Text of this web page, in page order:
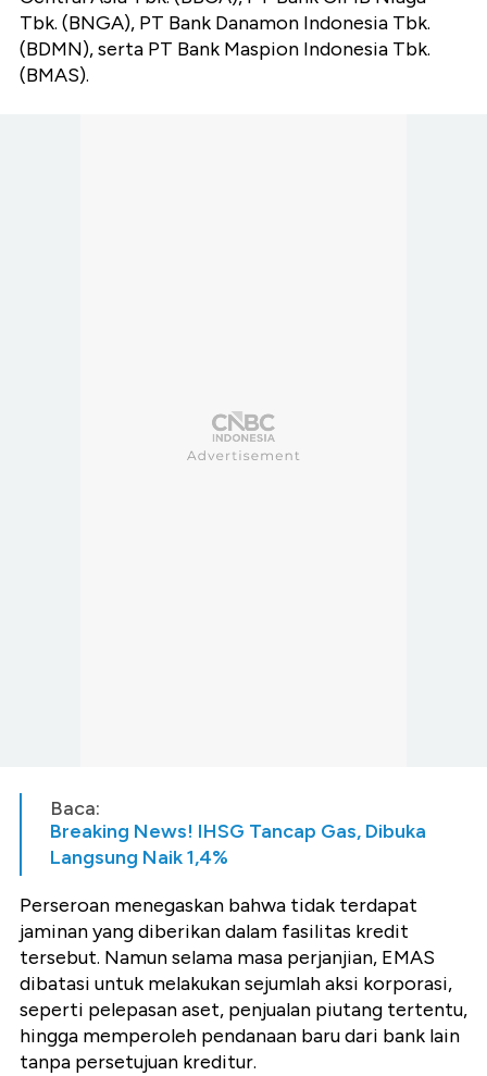
Tbk. (BNGA), PT Bank Danamon Indonesia Tbk.
(BDMN), serta PT Bank Maspion Indonesia Tbk.
(BMAS).
Baca:
Breaking News! IHSG Tancap Gas, Dibuka
Langsung Naik 1,4%
Perseroan menegaskan bahwa tidak terdapat
jaminan yang diberikan dalam fasilitas kredit
tersebut. Namun selama masa perjanjian, EMAS
dibatasi untuk melakukan sejumlah aksi korporasi,
seperti pelepasan aset, penjualan piutang tertentu,
hingga memperoleh pendanaan baru dari bank lain
tanpa persetujuan kreditur.